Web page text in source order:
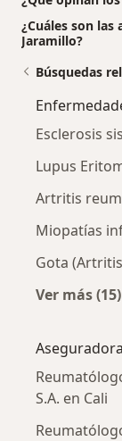
¿Cuáles son
Jaramillo?
Búsquedas
Esclerosis
Lupus
Artritis
Miopatías
Gota
Ver más (15)
S.A. en Cali